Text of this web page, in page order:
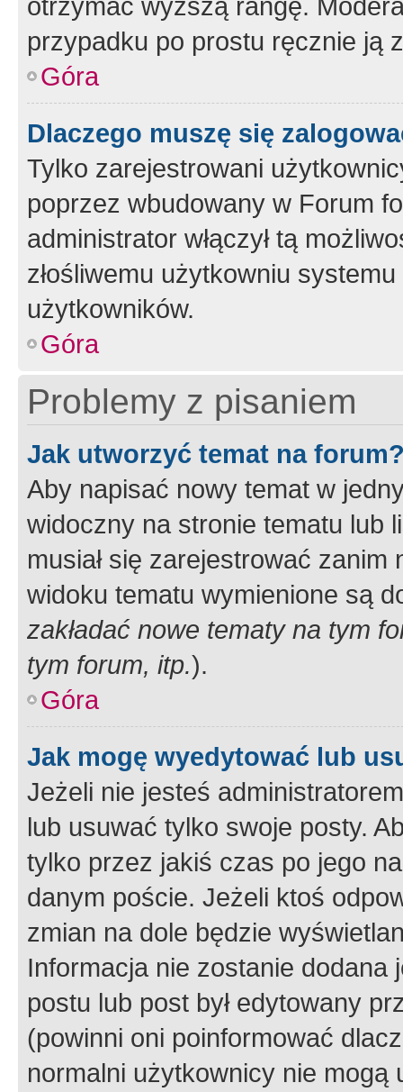
przypadku po prostu ręcznie ją
Góra
Dlaczego muszę się
Tylko zarejestrowani
poprzez wbudowany w Forum
administrator włączył tą
złośliwemu użytkowniu
użytkowników.
Góra
Problemy z pisaniem
Jak utworzyć temat na
Aby napisać nowy temat w
widoczny na stronie tematu lub
musiał się zarejestrować
widoku tematu wymienione są
zakładać nowe tematy na tym
tym forum, itp.).
Góra
Jak mogę wyedytować lub
Jeżeli nie jesteś
lub usuwać tylko swoje posty.
tylko przez jakiś czas po jego
danym poście. Jeżeli ktoś
zmian na dole będzie
Informacja nie zostanie dodana
postu lub post był edytowany
(powinni oni poinformować
normalni użytkownicy nie